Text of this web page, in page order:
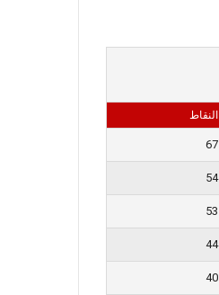
النقاط
67
54
53
44
40